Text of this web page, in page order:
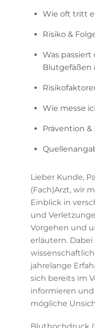
Wie oft tritt
Risiko &
Was
Blutgefäßen
Wie messe
Prävention
Lieber Kunde,
(Fach)Arzt, wir
Einblick in
und
Vorgehen und
erläutern.
jahrelange
sich bereits im
informieren
mögliche